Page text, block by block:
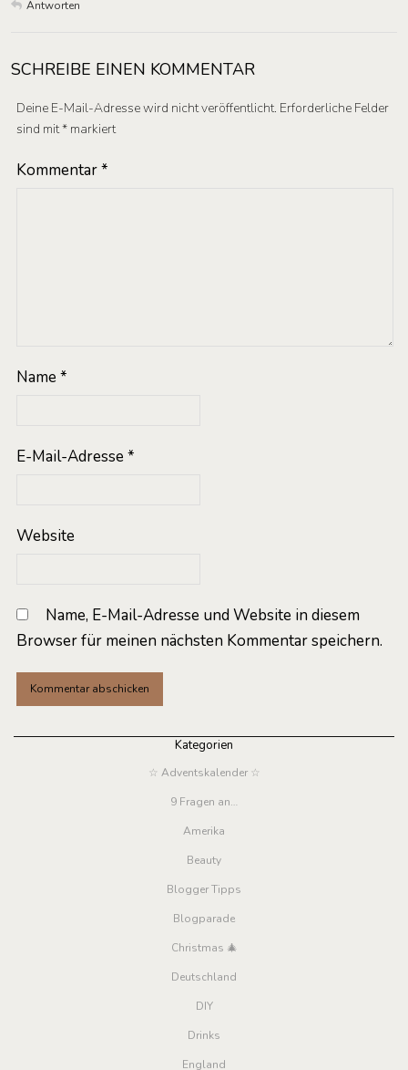
Antworten
SCHREIBE EINEN KOMMENTAR
Deine E-Mail-Adresse wird nicht veröffentlicht. Erforderliche Felder
sind mit* markiert
Kommentar*
Name*
E-Mail-Adresse*
Website
Name, E-Mail-Adresse und Website in diesem
Browser für meinen nächsten Kommentar speichern.
Kategorien
☆ Adventskalender ☆
9 Fragen an…
Amerika
Beauty
Blogger Tipps
Blogparade
Christmas 🎄
Deutschland
DIY
Drinks
England